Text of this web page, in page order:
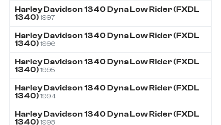
Harley Davidson 1340 Dyna Low Rider (FXDL
1340) 1997
Harley Davidson 1340 Dyna Low Rider (FXDL
1340) 1996
Harley Davidson 1340 Dyna Low Rider (FXDL
1340) 1995
Harley Davidson 1340 Dyna Low Rider (FXDL
1340) 1994
Harley Davidson 1340 Dyna Low Rider (FXDL
1340) 1993